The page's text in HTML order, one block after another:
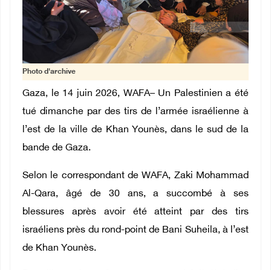
English
Photo d'archive
Gaza, le 14 juin 2026, WAFA– Un Palestinien a été
tué dimanche par des tirs de l’armée israélienne à
l’est de la ville de Khan Younès, dans le sud de la
bande de Gaza.
Selon le correspondant de WAFA, Zaki Mohammad
Al-Qara, âgé de 30 ans, a succombé à ses
blessures après avoir été atteint par des tirs
israéliens près du rond-point de Bani Suheila, à l’est
de Khan Younès.